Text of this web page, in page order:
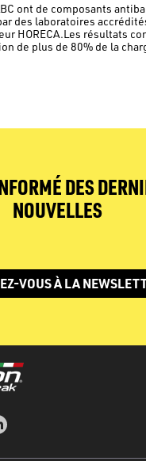
ont de composants
des laboratoires
HORECA.Les résultats
de plus de 80% de la
DES
NOUVELLES
VOUS À LA